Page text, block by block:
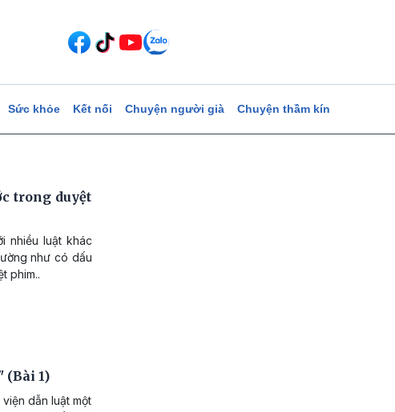
Sức khỏe Kết nối Chuyện người già Chuyện thầm kín
trong duyệt
nhiều luật khác
như có dấu
phim..
(Bài 1)
dẫn luật một